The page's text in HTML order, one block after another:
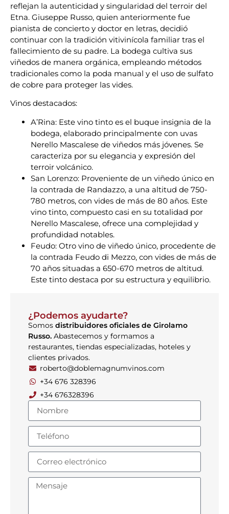
reflejan la autenticidad y singularidad del terroir del
Etna. Giuseppe Russo, quien anteriormente fue
pianista de concierto y doctor en letras, decidió
continuar con la tradición vitivinícola familiar tras el
fallecimiento de su padre. La bodega cultiva sus
viñedos de manera orgánica, empleando métodos
tradicionales como la poda manual y el uso de sulfato
de cobre para proteger las vides.
Vinos destacados:
A’Rina: Este vino tinto es el buque insignia de la
bodega, elaborado principalmente con uvas
Nerello Mascalese de viñedos más jóvenes. Se
caracteriza por su elegancia y expresión del
terroir volcánico.
San Lorenzo: Proveniente de un viñedo único en
la contrada de Randazzo, a una altitud de 750-
780 metros, con vides de más de 80 años. Este
vino tinto, compuesto casi en su totalidad por
Nerello Mascalese, ofrece una complejidad y
profundidad notables.
Feudo: Otro vino de viñedo único, procedente de
la contrada Feudo di Mezzo, con vides de más de
70 años situadas a 650-670 metros de altitud.
Este tinto destaca por su estructura y equilibrio.
¿Podemos ayudarte?
Somos distribuidores oficiales de Girolamo
Russo. Abastecemos y formamos a
restaurantes, tiendas especializadas, hoteles y
clientes privados.
roberto@doblemagnumvinos.com
+34 676 328396
+34 676328396